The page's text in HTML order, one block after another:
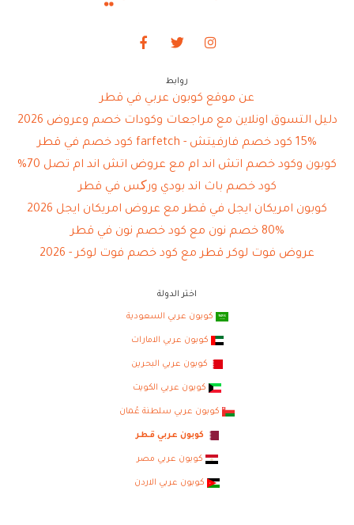
روابط
عن موقع كوبون عربي في قطر
دليل التسوق اونلاين مع مراجعات وكودات خصم وعروض 2026
15% كود خصم فارفيتش - farfetch كود خصم في قطر
كوبون وكود خصم اتش اند ام مع عروض اتش اند ام تصل 70%
كود خصم باث اند بودي ورکس في قطر
كوبون امريكان ايجل في قطر مع عروض امريكان ايجل 2026
80% خصم نون مع كود خصم نون في قطر
عروض فوت لوكر قطر مع كود خصم فوت لوكر - 2026
اختر الدولة
كوبون عربي السعودية
كوبون عربي الامارات
كوبون عربي البحرين
كوبون عربي الكويت
كوبون عربي سلطنة عُمان
كوبون عربي قطر
كوبون عربي مصر
كوبون عربي الاردن